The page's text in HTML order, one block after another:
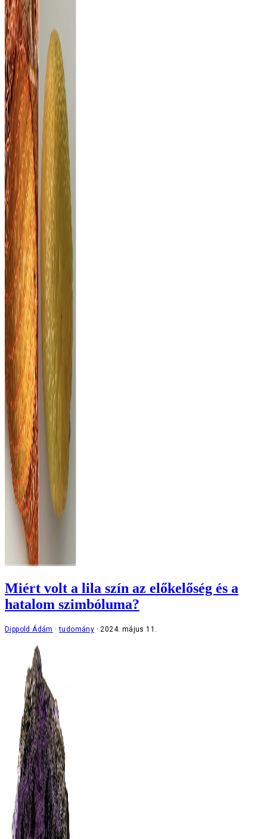
Miért volt a lila szín az előkelőség és a
hatalom szimbóluma?
Dippold Ádám tudomány 2024. május 11.